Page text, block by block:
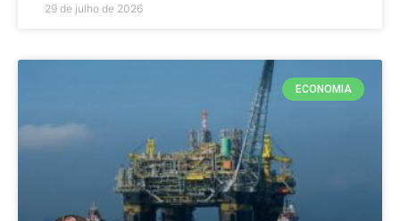
29 de julho de 2026
ECONOMIA